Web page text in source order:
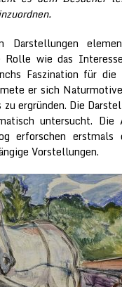
Rolle wie das
Faszination für
er sich
ergründen. Die
untersucht. Die
erforschen erstmals
Vorstellungen.